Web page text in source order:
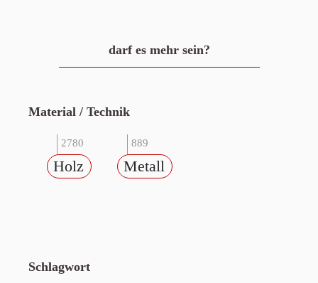
darf es mehr sein?
Material / Technik
2780
Holz
889
Metall
Schlagwort